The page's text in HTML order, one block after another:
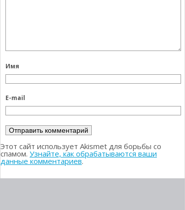
Имя
E-mail
Этот сайт использует Akismet для борьбы со
спамом. Узнайте, как обрабатываются ваши
данные комментариев.